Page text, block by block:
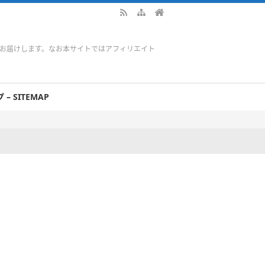
届けします。なお本サイトではアフィリエイト
– SITEMAP